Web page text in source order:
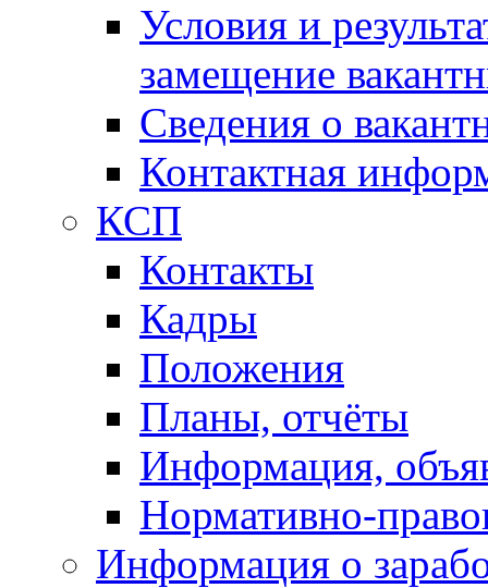
Условия и
замещение
Сведения о
Контактная
КСП
Контакты
Кадры
Положения
Планы, отчёты
Информация,
Нормативно-
Информация о